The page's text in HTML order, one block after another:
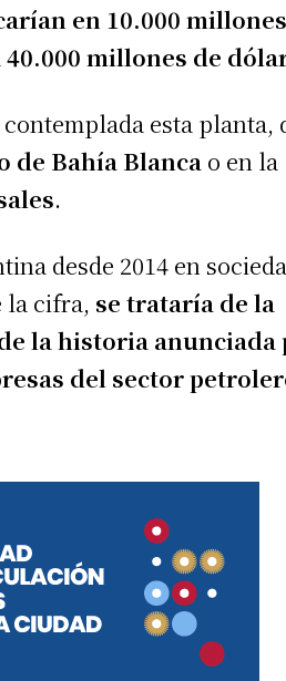
en 10.000
40.000 millones de
esta planta,
de Bahía Blanca o en la
.
desde 2014 en
la cifra, se trataría de la
la historia anunciada
del sector